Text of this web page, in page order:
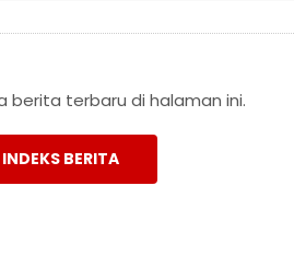
berita terbaru di halaman ini.
BERITA